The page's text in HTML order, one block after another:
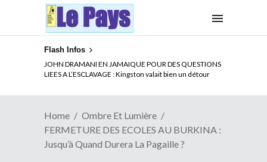
Flash Infos
JOHN DRAMANI EN JAMAIQUE POUR DES QUESTIONS
LIEES A L’ESCLAVAGE : Kingston valait bien un détour
ELECTION DE TALON A LA TETE DU SENAT BENINOIS :
Quand Patrice quitte le pouvoir sans partir !
Home
Ombre Et Lumière
FERMETURE DES ECOLES AU BURKINA :
Jusqu’à Quand Durera La Pagaille ?